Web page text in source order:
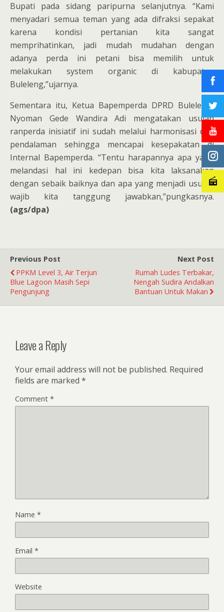
Bupati pada sidang paripurna selanjutnya. “Kami
menyadari semua teman yang ada difraksi sepakat
karena kondisi pertanian kita sangat
memprihatinkan, jadi mudah mudahan dengan
adanya perda ini petani bisa memilih untuk
melakukan system organic di kabupaten
Buleleng,”ujarnya.
Sementara itu, Ketua Bapemperda DPRD BulelengI
Nyoman Gede Wandira Adi mengatakan usulan
ranperda inisiatif ini sudah melalui harmonisasi dan
pendalaman sehingga mencapai kesepakatan di
Internal Bapemperda. “Tentu harapannya apa yang
melandasi hal ini kedepan bisa kita laksanakan
dengan sebaik baiknya dan apa yang menjadi usulan
wajib kita tanggung jawabkan,”pungkasnya.
(ags/dpa)
Previous Post
PPKM Level 3, Air Terjun
Blue Lagoon Masih Sepi
Pengunjung
Next Post
Rumah Ludes Terbakar,
Nengah Sudira Andalkan
Bantuan Untuk Makan
Leave a Reply
Your email address will not be published. Required
fields are marked *
Comment *
Name *
Email *
Website